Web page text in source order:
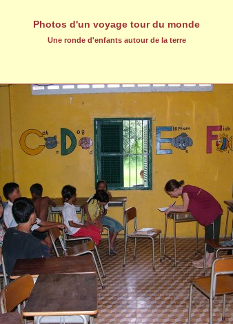
Photos d'un voyage tour du monde
Une ronde d'enfants autour de la terre